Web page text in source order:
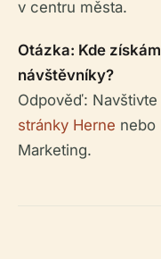
v centru města.
Otázka: Kde
návštěvníky?
Odpověď: Navštivte
stránky Herne nebo
Marketing.